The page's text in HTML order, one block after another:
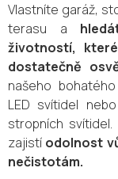
Vlastníte garáž,
terasu a
životností,
dostatečně
našeho
LED svítidel
stropních
zajistí odolnost
nečistotám.